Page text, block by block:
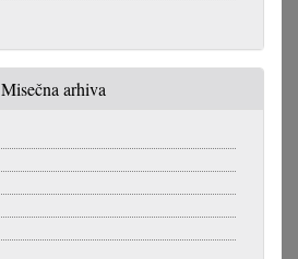
Misečna arhiva